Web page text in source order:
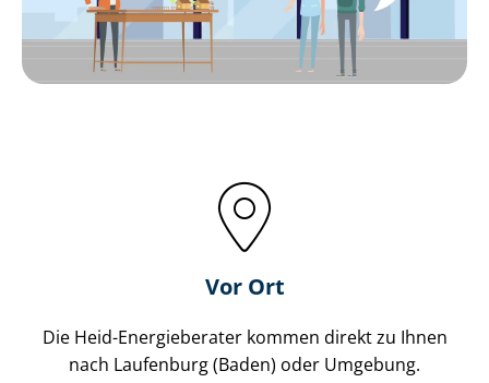
Vor Ort
Die Heid-Energieberater kommen direkt zu Ihnen
nach Laufenburg (Baden) oder Umgebung.